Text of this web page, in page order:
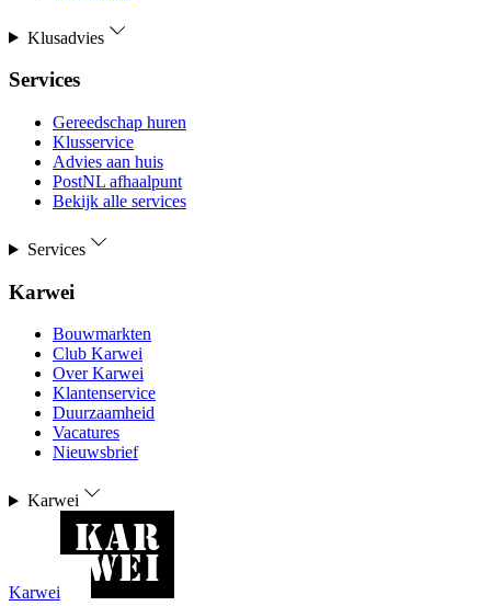
Klusadvies
Services
Gereedschap huren
Klusservice
Advies aan huis
PostNL afhaalpunt
Bekijk alle services
Services
Karwei
Bouwmarkten
Club Karwei
Over Karwei
Klantenservice
Duurzaamheid
Vacatures
Nieuwsbrief
Karwei
Karwei